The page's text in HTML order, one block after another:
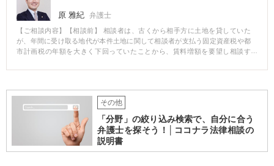
原 雅紀 弁護士
【ご相談内容】【相談前】 相談者は、古くから相手方に土地を貸していた
が、年間に受け取る地代が本件土地に関して相談者が支払う固定資産税や都
市計画税の年額を大きく下回っていたことから、賃料増額を要望し相談す
立て後まもなく、土地の借主である相手方が死亡したため、借主の相続人4名
訴訟に移行する。 訴訟では相当地代の鑑定が行われ、従来賃料のおよそ3倍程
度が相当地代であるとの判断が示される。 賃料増額請求通知から現在まで
の、従来賃料と相当地代との差額の未払い分の支払を受ける内容で和解が成
立する。 【先生のコメント】 本件では、相手方が調停の途中で亡くなった
り、相談者本人が過去に送付した通知書の記載が「賃料増額の意思表示」と
いえるかという点も問題になるなど、解決まで時間はかかりましたが、最終
その他
「分野」の絞り込み検索で、自分に合う
弁護士を探そう！│ココナラ法律相談の
説明書